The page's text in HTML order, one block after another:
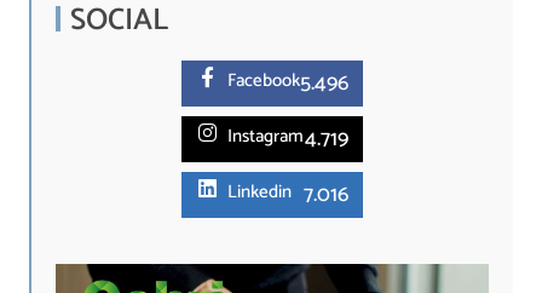
SOCIAL
Facebook5.496
Instagram4.719
Linkedin 7.016